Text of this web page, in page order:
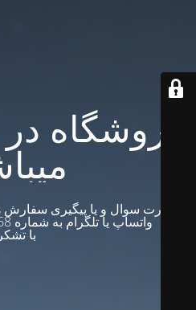
فروشگاه
در صورت سوال و یا پیگیری سفارش
واتساپ یا تلگرام به شماره 09331260768 پیام بدید .
با تشکر